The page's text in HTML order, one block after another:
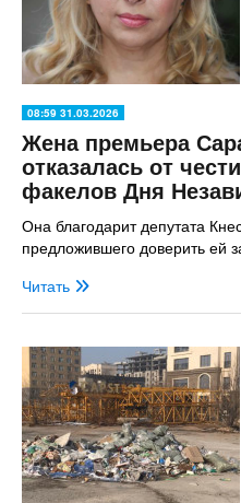
08:59 31.03.2026
Жена премьера
отказалась от
факелов Дня
Она благодарит депутата
предложившего доверить ей
Читать